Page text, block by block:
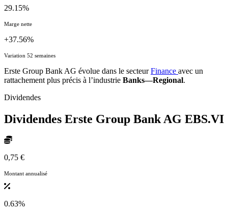
29.15%
Marge nette
+37.56%
Variation 52 semaines
Erste Group Bank AG évolue dans le secteurFinance avec un
rattachement plus précis à l’industrie Banks—Regional.
Dividendes
Dividendes Erste Group Bank AG EBS.VI
0,75 €
Montant annualisé
0.63%